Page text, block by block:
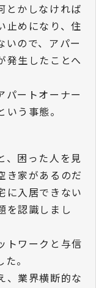
とかしなければ
止めになり、住
いので、アパー
発生したことへ
パートオーナー
う事態。
、困った人を見
き家があるのだ
に入居できない
を認識しまし
トワークと与信
た。
、業界横断的な